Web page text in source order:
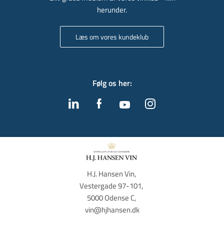
herunder.
Læs om vores kundeklub
Følg os her:
H.J. Hansen Vin,
Vestergade 97-101,
5000 Odense C,
vin@hjhansen.dk